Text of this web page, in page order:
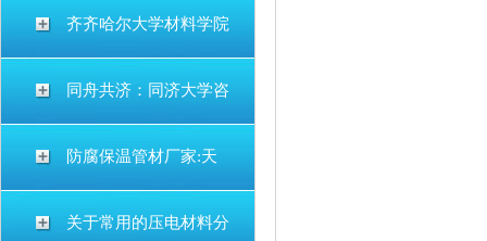
齐齐哈尔大学材料学院
同舟共济：同济大学咨
防腐保温管材厂家:天
关于常用的压电材料分